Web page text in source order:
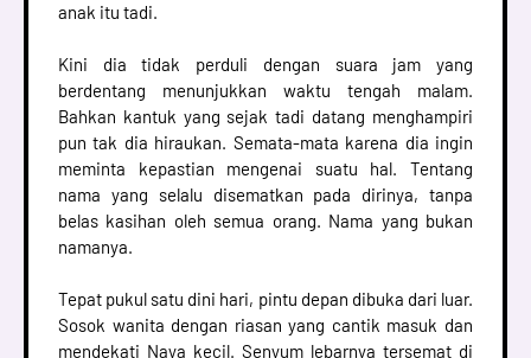
anak itu tadi.
Kini dia tidak perduli dengan suara jam yang
berdentang menunjukkan waktu tengah malam.
Bahkan kantuk yang sejak tadi datang menghampiri
pun tak dia hiraukan. Semata-mata karena dia ingin
meminta kepastian mengenai suatu hal. Tentang
nama yang selalu disematkan pada dirinya, tanpa
belas kasihan oleh semua orang. Nama yang bukan
namanya.
Tepat pukul satu dini hari, pintu depan dibuka dari luar.
Sosok wanita dengan riasan yang cantik masuk dan
mendekati Naya kecil. Senyum lebarnya tersemat di